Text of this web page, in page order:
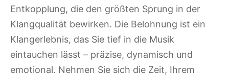
Entkopplung, die den größten Sprung in der
Klangqualität bewirken. Die Belohnung ist ein
Klangerlebnis, das Sie tief in die Musik
eintauchen lässt – präzise, dynamisch und
emotional. Nehmen Sie sich die Zeit, Ihrem